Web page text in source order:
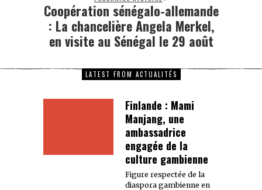
Coopération sénégalo-allemande
: La chancelière Angela Merkel,
en visite au Sénégal le 29 août
LATEST FROM ACTUALITÉS
Finlande : Mami
Manjang, une
ambassadrice
engagée de la
culture gambienne
Figure respectée de la
diaspora gambienne en